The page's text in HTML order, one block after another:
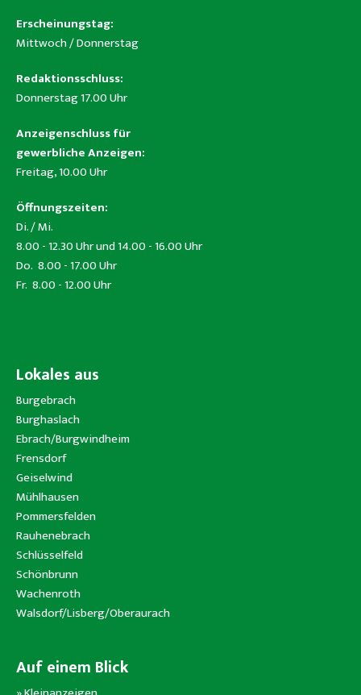
Erscheinungstag:
Mittwoch / Donnerstag
Redaktionsschluss:
Donnerstag 17.00 Uhr
Anzeigenschluss für
gewerbliche Anzeigen:
Freitag, 10.00 Uhr
Öffnungszeiten:
Di. / Mi.
8.00 - 12.30 Uhr und 14.00 - 16.00 Uhr
Do. 8.00 - 17.00 Uhr
Fr. 8.00 - 12.00 Uhr
Lokales aus
Burgebrach
Burghaslach
Ebrach/Burgwindheim
Frensdorf
Geiselwind
Mühlhausen
Pommersfelden
Rauhenebrach
Schlüsselfeld
Schönbrunn
Wachenroth
Walsdorf/Lisberg/Oberaurach
Auf einem Blick